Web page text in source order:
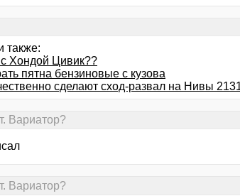
также:
Хондой Цивик??
пятна бензиновые с кузова
сделают сход-развал на Нивы
Вариатор?
Вариатор?